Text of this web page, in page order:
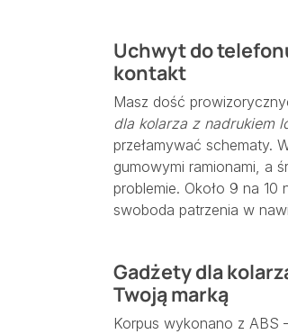
Uchwyt do
kontakt
Masz dość
dla kolarza z nadrukiem
przełamywać schematy.
gumowymi ramionami, a
problemie. Około 9 na
swoboda patrzenia w
Gadżety dla
Twoją marką
Korpus wykonano z ABS